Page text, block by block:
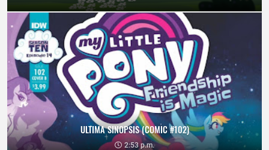
ULTIMA SINOPSIS (COMIC #102)
2:53 p.m.